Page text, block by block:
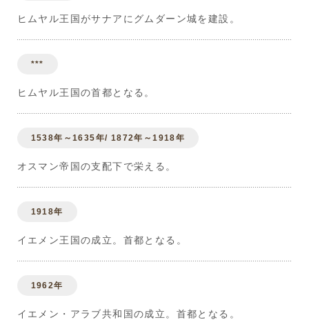
ヒムヤル王国がサナアにグムダーン城を建設。
***
ヒムヤル王国の首都となる。
1538年～1635年/ 1872年～1918年
オスマン帝国の支配下で栄える。
1918年
イエメン王国の成立。首都となる。
1962年
イエメン・アラブ共和国の成立。首都となる。